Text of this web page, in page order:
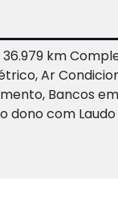
km
Ar
Bancos
dono com